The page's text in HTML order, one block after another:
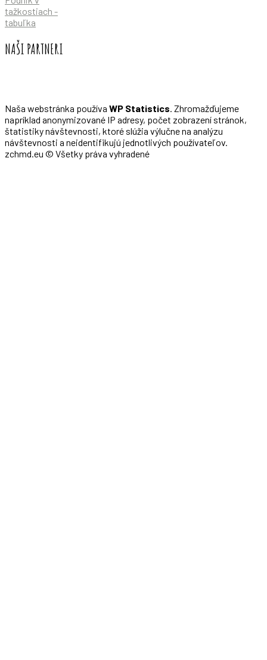
tažkostiach -
tabuľka
NAŠI PARTNERI
Naša webstránka používa WP Statistics. Zhromažďujeme
napríklad anonymizované IP adresy, počet zobrazení stránok,
štatistiky návštevnosti, ktoré slúžia výlučne na analýzu
návštevnosti a neidentifikujú jednotlivých používateľov.
zchmd.eu © Všetky práva vyhradené